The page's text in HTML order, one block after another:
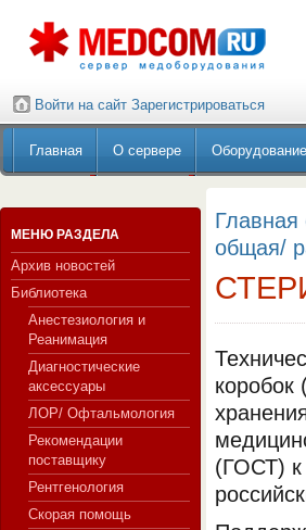
Войти на сайт Зарегистрироваться
Главная О сервере Оборудование
МЕНЮ РАЗДЕЛА
Архив новостей
Библиотека
Анестезиология и
Реанимация
Диагностические
аксессуары
ЛОР/ Офтальмология
Рекомендации
поставщику
Рентгенология
Скорая помощь
Главная
общая/
коробок
(ГОСТ) к